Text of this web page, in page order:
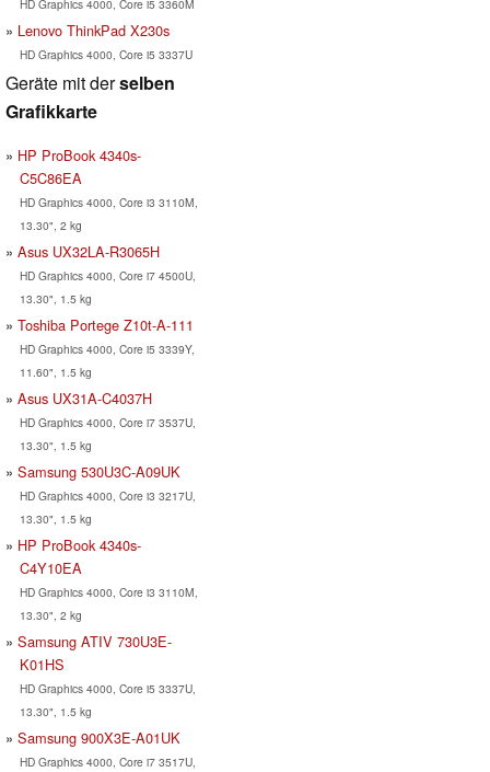
HD Graphics 4000, Core i5 3360M
Lenovo ThinkPad X230s
HD Graphics 4000, Core i5 3337U
Geräte mit derselben
Grafikkarte
HP ProBook 4340s-
C5C86EA
HD Graphics 4000, Core i3 3110M,
13.30", 2 kg
Asus UX32LA-R3065H
HD Graphics 4000, Core i7 4500U,
13.30", 1.5 kg
Toshiba Portege Z10t-A-111
HD Graphics 4000, Core i5 3339Y,
11.60", 1.5 kg
Asus UX31A-C4037H
HD Graphics 4000, Core i7 3537U,
13.30", 1.5 kg
Samsung 530U3C-A09UK
HD Graphics 4000, Core i3 3217U,
13.30", 1.5 kg
HP ProBook 4340s-
C4Y10EA
HD Graphics 4000, Core i3 3110M,
13.30", 2 kg
Samsung ATIV 730U3E-
K01HS
HD Graphics 4000, Core i5 3337U,
13.30", 1.5 kg
Samsung 900X3E-A01UK
HD Graphics 4000, Core i7 3517U,